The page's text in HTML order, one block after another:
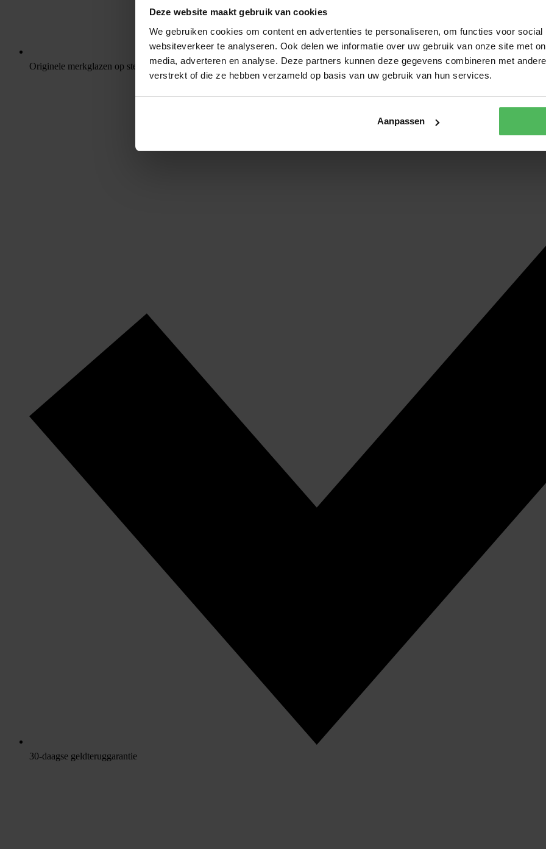
Deze website maakt gebruik van cookies
We gebruiken cookies om content en advertenties te personaliseren, om functies voor
websiteverkeer te analyseren. Ook delen we informatie over uw gebruik van onze site met
media, adverteren en analyse. Deze partners kunnen deze gegevens combineren met
verstrekt of die ze hebben verzameld op basis van uw gebruik van hun services.
Aanpassen
Originele merkglazen op sterkte
30-daagse geldteruggarantie